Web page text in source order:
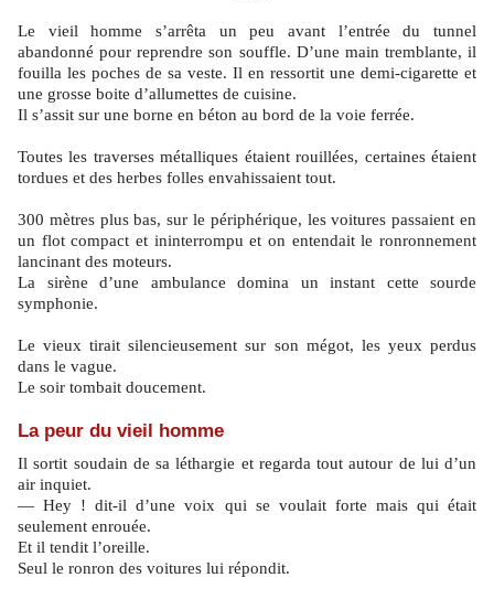
Le vieil homme s’arrêta un peu avant l’entrée du tunnel
abandonné pour reprendre son souffle. D’une main tremblante, il
fouilla les poches de sa veste. Il en ressortit une demi-cigarette et
une grosse boite d’allumettes de cuisine.
Il s’assit sur une borne en béton au bord de la voie ferrée.
Toutes les traverses métalliques étaient rouillées, certaines étaient
tordues et des herbes folles envahissaient tout.
300 mètres plus bas, sur le périphérique, les voitures passaient en
un flot compact et ininterrompu et on entendait le ronronnement
lancinant des moteurs.
La sirène d’une ambulance domina un instant cette sourde
symphonie.
Le vieux tirait silencieusement sur son mégot, les yeux perdus
dans le vague.
Le soir tombait doucement.
La peur du vieil homme
Il sortit soudain de sa léthargie et regarda tout autour de lui d’un
air inquiet.
— Hey ! dit-il d’une voix qui se voulait forte mais qui était
seulement enrouée.
Et il tendit l’oreille.
Seul le ronron des voitures lui répondit.